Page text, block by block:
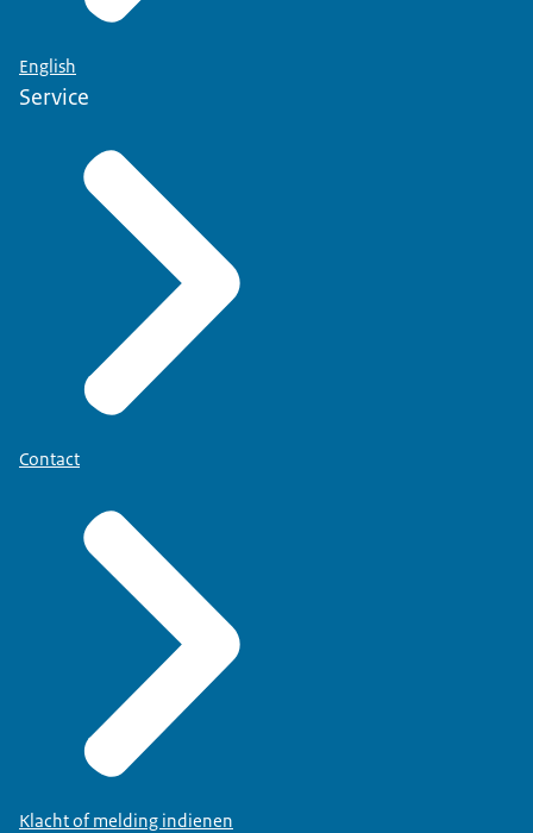
English
Service
Contact
Klacht of melding indienen